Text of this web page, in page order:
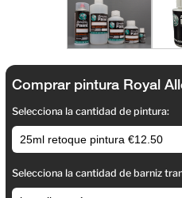
Comprar pintura Royal
Selecciona la cantidad de pintura:
Selecciona la cantidad de barniz